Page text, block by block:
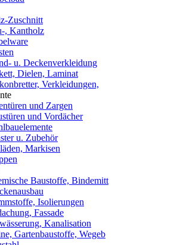
Zuschnitt
, Kantholz
u. Deckenverkleidung
Dielen, Laminat
Verkleidungen,
und Zargen
und Vordächer
u. Zubehör
Markisen
Baustoffe, Bindemitt
Isolierungen
Fassade
Kanalisation
Gartenbaustoffe, Wegeb